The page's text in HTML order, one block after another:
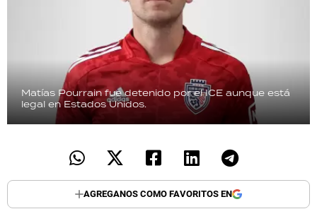
Matías Pourrain fue detenido por el ICE aunque está
legal en Estados Unidos.
AGREGANOS COMO FAVORITOS EN